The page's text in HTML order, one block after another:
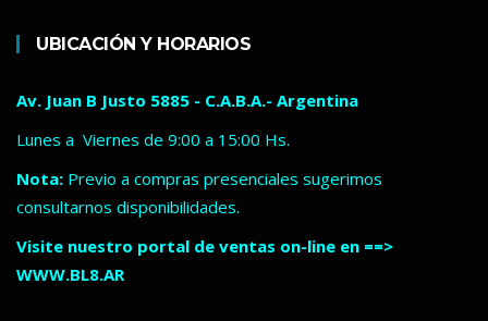
UBICACIÓN Y HORARIOS
Av. Juan B Justo 5885 - C.A.B.A.- Argentina
Lunes a Viernes de 9:00 a 15:00 Hs.
Nota: Previo a compras presenciales sugerimos
consultarnos disponibilidades.
Visite nuestro portal de ventas on-line en ==>
WWW.BL8.AR